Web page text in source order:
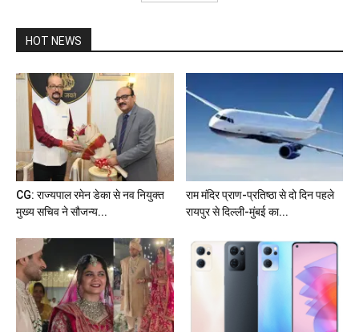
HOT NEWS
CG: राज्यपाल रमेन डेका से नव नियुक्त
मुख्य सचिव ने सौजन्य...
राम मंदिर प्राण-प्रतिष्ठा से दो दिन पहले
रायपुर से दिल्ली-मुंबई का...